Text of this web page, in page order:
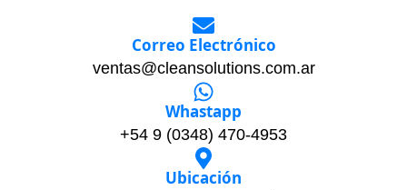
Correo Electrónico
ventas@cleansolutions.com.ar
Whastapp
+54 9 (0348) 470-4953
Ubicación